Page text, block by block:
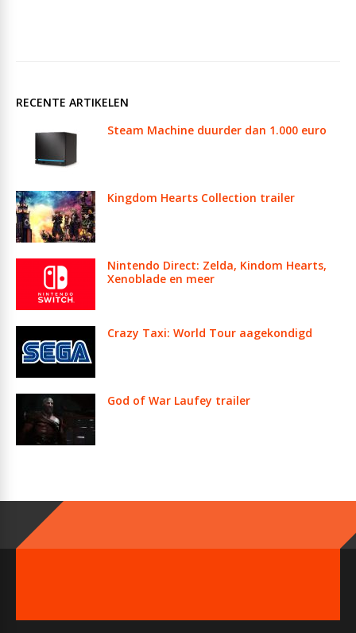
RECENTE ARTIKELEN
Steam Machine duurder dan 1.000 euro
Kingdom Hearts Collection trailer
Nintendo Direct: Zelda, Kindom Hearts,
Xenoblade en meer
Crazy Taxi: World Tour aagekondigd
God of War Laufey trailer